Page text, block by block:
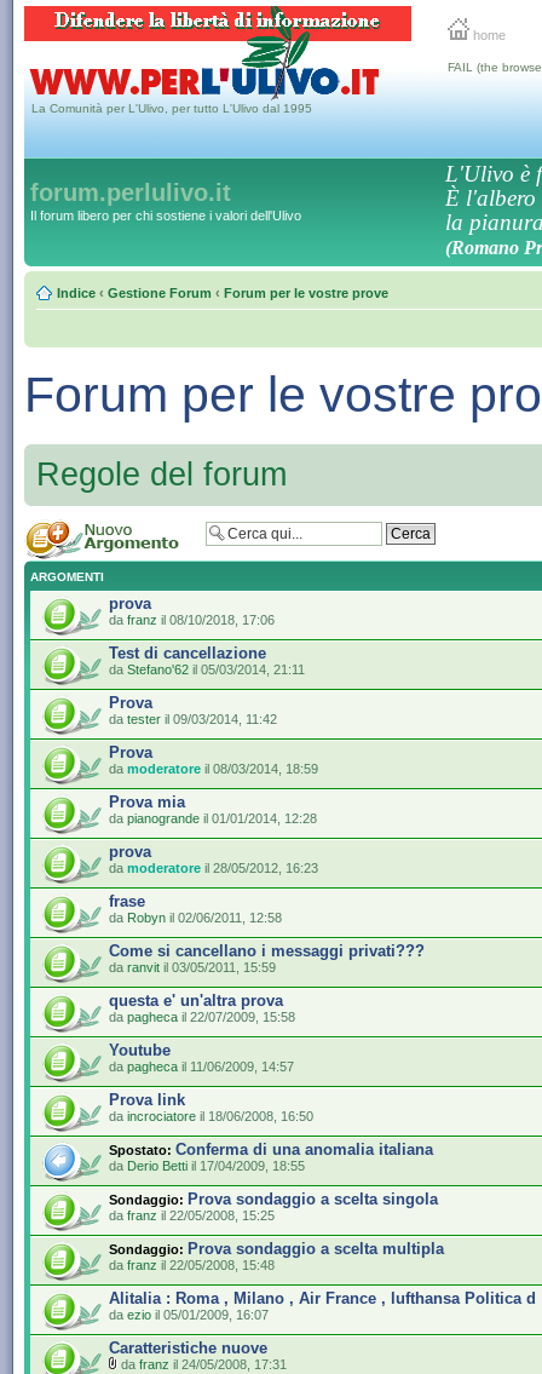
home
La Comunità per L'Ulivo, per tutto L'Ulivo dal 1995
FAIL (the
forum.perlulivo.it
Il forum libero per chi sostiene i valori dell'Ulivo
L'Ulivo è
È l'albero
la
(Romano
Indice ‹ Gestione Forum ‹ Forum per le vostre prove
Forum per le vostre
Regole del forum
ARGOMENTI
prova
da franz il 08/10/2018, 17:06
Test di cancellazione
da Stefano'62 il 05/03/2014, 21:11
Prova
da tester il 09/03/2014, 11:42
Prova
da moderatore il 08/03/2014, 18:59
Prova mia
da pianogrande il 01/01/2014, 12:28
prova
da moderatore il 28/05/2012, 16:23
frase
da Robyn il 02/06/2011, 12:58
Come si cancellano i messaggi privati???
da ranvit il 03/05/2011, 15:59
questa e' un'altra prova
da pagheca il 22/07/2009, 15:58
Youtube
da pagheca il 11/06/2009, 14:57
Prova link
da incrociatore il 18/06/2008, 16:50
Spostato: Conferma di una anomalia italiana
da Derio Betti il 17/04/2009, 18:55
Sondaggio: Prova sondaggio a scelta singola
da franz il 22/05/2008, 15:25
Sondaggio: Prova sondaggio a scelta multipla
da franz il 22/05/2008, 15:48
Alitalia : Roma , Milano , Air France , lufthansa Politica d
da ezio il 05/01/2009, 16:07
Caratteristiche nuove
da franz il 24/05/2008, 17:31